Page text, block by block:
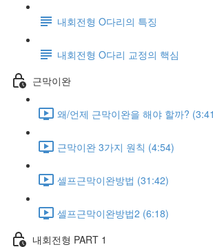
내회전형 O다리의 특징
내회전형 O다리 교정의 핵심
근막이완
왜/언제 근막이완을 해야 할까?
근막이완 3가지 원칙 (4:54)
셀프근막이완방법 (31:42)
셀프근막이완방법2 (6:18)
내회전형 PART 1